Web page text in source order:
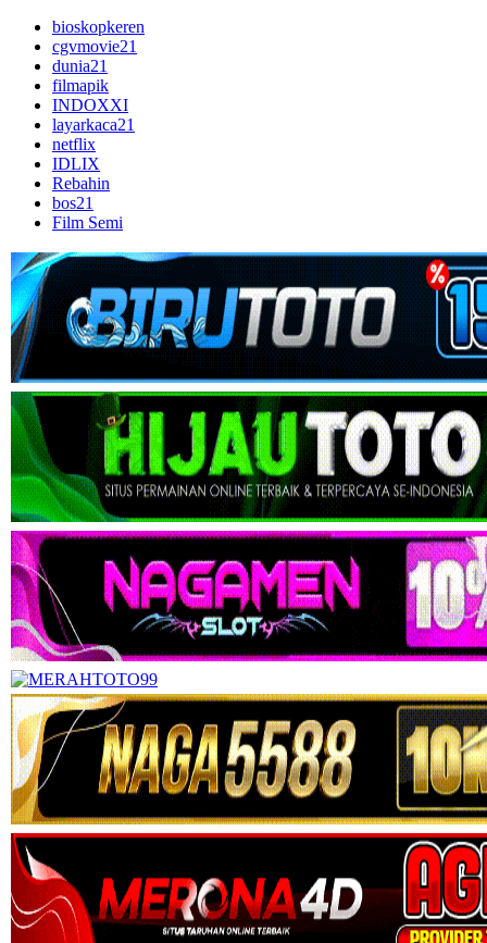
bioskopkeren
cgvmovie21
dunia21
filmapik
INDOXXI
layarkaca21
netflix
IDLIX
Rebahin
bos21
Film Semi